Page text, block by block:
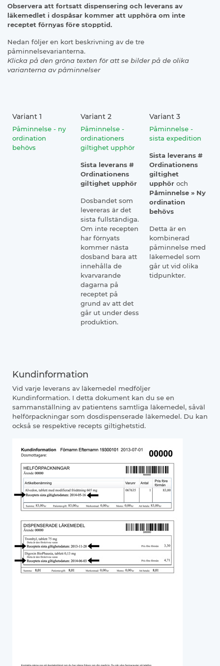
Observera att fortsatt dispensering och leverans av
läkemedlet i dospåsar kommer att upphöra om inte
receptet förnyas före stopptid.
Nedan följer en kort beskrivning av de tre
påminnelsevarianterna.
Klicka på den gröna texten för att se bilder på de olika
varianterna av påminnelser
Variant 1
Påminnelse - ny
ordination
behövs
Variant 2
Påminnelse -
ordinationers
giltighet upphör
Sista leverans #
Ordinationens
giltighet upphör
Dosbandet som
levereras är det
sista fullständiga.
Om inte recepten
har förnyats
kommer nästa
dosband bara att
innehålla de
kvarvarande
dagarna på
receptet på
grund av att det
går ut under dess
produktion.
Variant 3
Påminnelse -
sista expedition
Sista leverans #
Ordinationens
giltighet
upphör och
Påminnelse » Ny
ordination
behövs
Detta är en
kombinerad
påminnelse med
läkemedel som
går ut vid olika
tidpunkter.
Kundinformation
Vid varje leverans av läkemedel medföljer
Kundinformation. I detta dokument kan du se en
sammanställning av patientens samtliga läkemedel, såväl
helförpackningar som dosdispenserade läkemedel. Du kan
också se respektive recepts giltighetstid.